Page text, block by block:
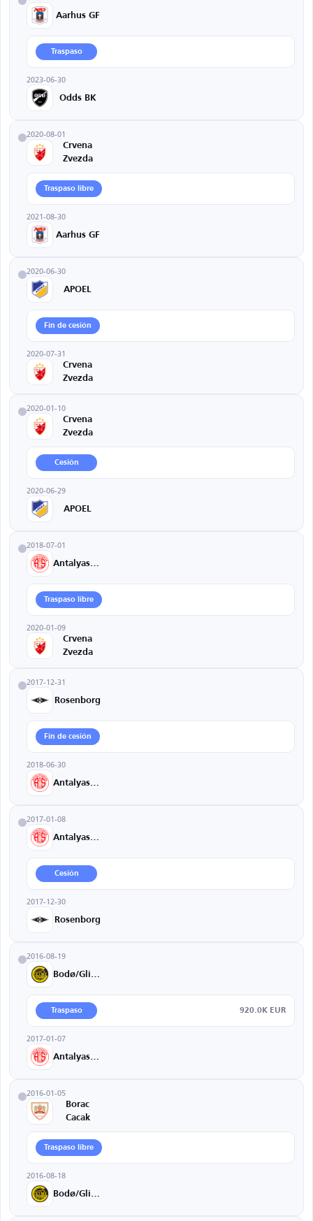
Aarhus GF
Traspaso
2023-06-30
Odds BK
2020-08-01
Crvena
Zvezda
Traspaso libre
2021-08-30
Aarhus GF
2020-06-30
APOEL
Fin de cesión
2020-07-31
Crvena
Zvezda
2020-01-10
Crvena
Zvezda
Cesión
2020-06-29
APOEL
2018-07-01
Traspaso libre
2020-01-09
Crvena
Zvezda
2017-12-31
Rosenborg
Fin de cesión
2018-06-30
2017-01-08
Cesión
2017-12-30
Rosenborg
2016-08-19
Traspaso 920.0K EUR
2017-01-07
2016-01-05
Borac
Cacak
Traspaso libre
2016-08-18